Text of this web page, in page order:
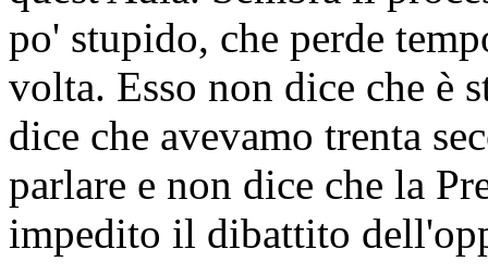
po' stupido, che perde
volta. Esso non dice che è
dice che avevamo trenta
parlare e non dice che la
impedito il dibattito